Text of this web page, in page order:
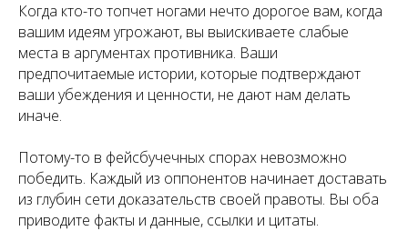
Когда кто-то топчет ногами нечто дорогое вам, когда
вашим идеям угрожают, вы выискиваете слабые
места в аргументах противника. Ваши
предпочитаемые истории, которые подтверждают
ваши убеждения и ценности, не дают нам делать
иначе.
Потому-то в фейсбучечных спорах невозможно
победить. Каждый из оппонентов начинает доставать
из глубин сети доказательств своей правоты. Вы оба
приводите факты и данные, ссылки и цитаты.